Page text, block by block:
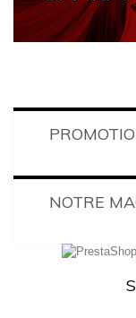
NOTRE